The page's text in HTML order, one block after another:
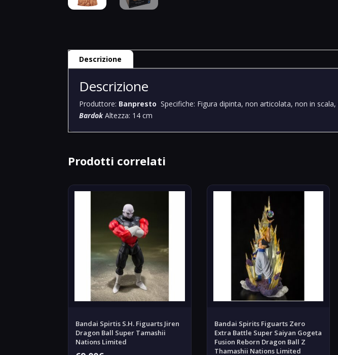
Descrizione
Descrizione
Produttore: Banpresto Specifiche: Figura dipinta, non articolata, non in
BardokAltezza: 14 cm
Prodotti correlati
Bandai Spirtis S.H. Figuarts Jiren
Dragon Ball Super Tamashii
Nations Limited
Bandai Spirits Figuarts Zero
Extra Battle Super Saiyan Gogeta
Fusion Reborn Dragon Ball Z
Thamashii Nations Limited